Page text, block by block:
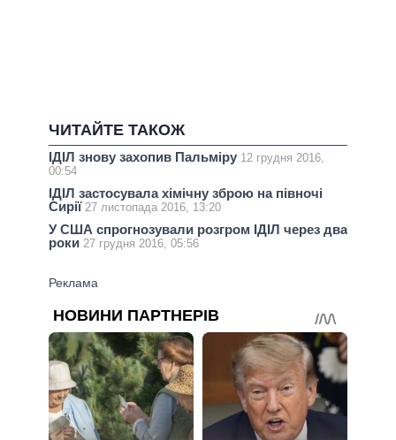
ЧИТАЙТЕ ТАКОЖ
ІДІЛ знову захопив Пальміру 12 грудня 2016,
00:54
ІДІЛ застосувала хімічну зброю на півночі
Сирії 27 листопада 2016, 13:20
У США спрогнозували розгром ІДІЛ через два
роки 27 грудня 2016, 05:56